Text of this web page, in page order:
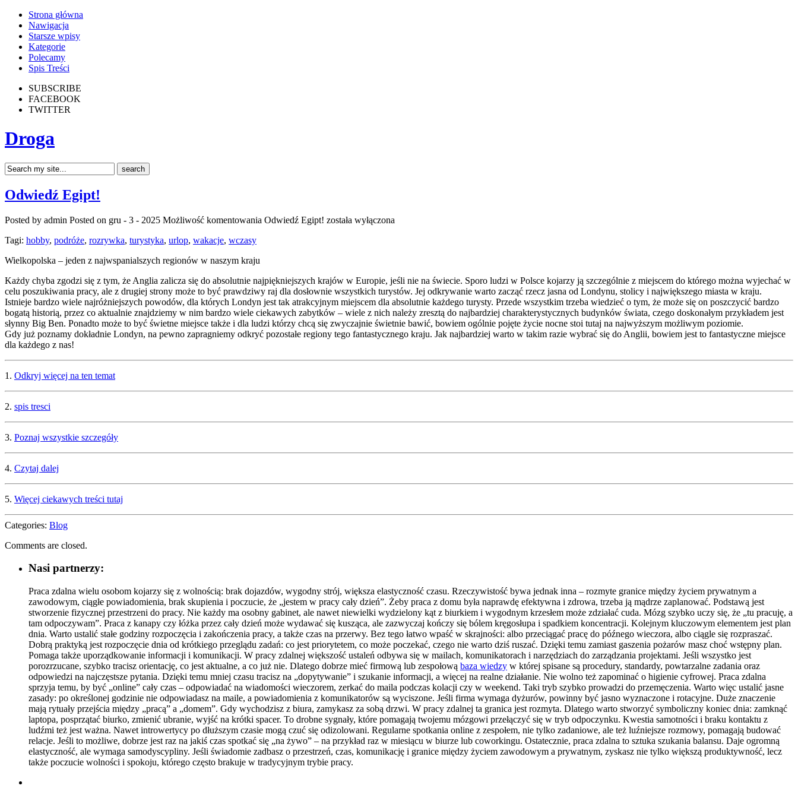
Strona główna
Nawigacja
Starsze wpisy
Kategorie
Polecamy
Spis Treści
SUBSCRIBE
FACEBOOK
TWITTER
Droga
Odwiedź Egipt!
Posted by admin Posted on gru - 3 - 2025 Możliwość komentowania Odwiedź Egipt! została wyłączona
Tagi: hobby, podróże, rozrywka, turystyka, urlop, wakacje, wczasy
Wielkopolska – jeden z najwspanialszych regionów w naszym kraju
Każdy chyba zgodzi się z tym, że Anglia zalicza się do absolutnie najpiękniejszych krajów w Europie, jeśli nie na świecie. Sporo ludzi w Polsce kojarzy ją szczególnie z miejscem do którego można wyjechać w
celu poszukiwania pracy, ale z drugiej strony może to być prawdziwy raj dla dosłownie wszystkich turystów. Jej odkrywanie warto zacząć rzecz jasna od Londynu, stolicy i największego miasta w kraju.
Istnieje bardzo wiele najróżniejszych powodów, dla których Londyn jest tak atrakcyjnym miejscem dla absolutnie każdego turysty. Przede wszystkim trzeba wiedzieć o tym, że może się on poszczycić bardzo
bogatą historią, przez co aktualnie znajdziemy w nim bardzo wiele ciekawych zabytków – wiele z nich należy zresztą do najbardziej charakterystycznych budynków świata, czego doskonałym przykładem jest
słynny Big Ben. Ponadto może to być świetne miejsce także i dla ludzi którzy chcą się zwyczajnie świetnie bawić, bowiem ogólnie pojęte życie nocne stoi tutaj na najwyższym możliwym poziomie.
Gdy już poznamy dokładnie Londyn, na pewno zapragniemy odkryć pozostałe regiony tego fantastycznego kraju. Jak najbardziej warto w takim razie wybrać się do Anglii, bowiem jest to fantastyczne miejsce
dla każdego z nas!
1. Odkryj więcej na ten temat
2. spis tresci
3. Poznaj wszystkie szczegóły
4. Czytaj dalej
5. Więcej ciekawych treści tutaj
Categories: Blog
Comments are closed.
Nasi partnerzy:
Praca zdalna wielu osobom kojarzy się z wolnością: brak dojazdów, wygodny strój, większa elastyczność czasu. Rzeczywistość bywa jednak inna – rozmyte granice między życiem prywatnym a
zawodowym, ciągłe powiadomienia, brak skupienia i poczucie, że „jestem w pracy cały dzień”. Żeby praca z domu była naprawdę efektywna i zdrowa, trzeba ją mądrze zaplanować. Podstawą jest
stworzenie fizycznej przestrzeni do pracy. Nie każdy ma osobny gabinet, ale nawet niewielki wydzielony kąt z biurkiem i wygodnym krzesłem może zdziałać cuda. Mózg szybko uczy się, że „tu pracuję, a
tam odpoczywam”. Praca z kanapy czy łóżka przez cały dzień może wydawać się kusząca, ale zazwyczaj kończy się bólem kręgosłupa i spadkiem koncentracji. Kolejnym kluczowym elementem jest plan
dnia. Warto ustalić stałe godziny rozpoczęcia i zakończenia pracy, a także czas na przerwy. Bez tego łatwo wpaść w skrajności: albo przeciągać pracę do późnego wieczora, albo ciągle się rozpraszać.
Dobrą praktyką jest rozpoczęcie dnia od krótkiego przeglądu zadań: co jest priorytetem, co może poczekać, czego nie warto dziś ruszać. Dzięki temu zamiast gaszenia pożarów masz choć wstępny plan.
Pomaga także uporządkowanie informacji i komunikacji. W pracy zdalnej większość ustaleń odbywa się w mailach, komunikatorach i narzędziach do zarządzania projektami. Jeśli wszystko jest
porozrzucane, szybko tracisz orientację, co jest aktualne, a co już nie. Dlatego dobrze mieć firmową lub zespołową baza wiedzy w której spisane są procedury, standardy, powtarzalne zadania oraz
odpowiedzi na najczęstsze pytania. Dzięki temu mniej czasu tracisz na „dopytywanie” i szukanie informacji, a więcej na realne działanie. Nie wolno też zapominać o higienie cyfrowej. Praca zdalna
sprzyja temu, by być „online” cały czas – odpowiadać na wiadomości wieczorem, zerkać do maila podczas kolacji czy w weekend. Taki tryb szybko prowadzi do przemęczenia. Warto więc ustalić jasne
zasady: po określonej godzinie nie odpowiadasz na maile, a powiadomienia z komunikatorów są wyciszone. Jeśli firma wymaga dyżurów, powinny być jasno wyznaczone i rotacyjne. Duże znaczenie
mają rytuały przejścia między „pracą” a „domem”. Gdy wychodzisz z biura, zamykasz za sobą drzwi. W pracy zdalnej ta granica jest rozmyta. Dlatego warto stworzyć symboliczny koniec dnia: zamknąć
laptopa, posprzątać biurko, zmienić ubranie, wyjść na krótki spacer. To drobne sygnały, które pomagają twojemu mózgowi przełączyć się w tryb odpoczynku. Kwestia samotności i braku kontaktu z
ludźmi też jest ważna. Nawet introwertycy po dłuższym czasie mogą czuć się odizolowani. Regularne spotkania online z zespołem, nie tylko zadaniowe, ale też luźniejsze rozmowy, pomagają budować
relacje. Jeśli to możliwe, dobrze jest raz na jakiś czas spotkać się „na żywo” – na przykład raz w miesiącu w biurze lub coworkingu. Ostatecznie, praca zdalna to sztuka szukania balansu. Daje ogromną
elastyczność, ale wymaga samodyscypliny. Jeśli świadomie zadbasz o przestrzeń, czas, komunikację i granice między życiem zawodowym a prywatnym, zyskasz nie tylko większą produktywność, lecz
także poczucie wolności i spokoju, którego często brakuje w tradycyjnym trybie pracy.